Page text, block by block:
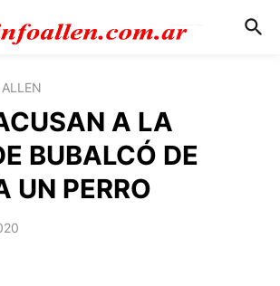
ALLEN
A LA
BUBALCÓ DE
UN PERRO